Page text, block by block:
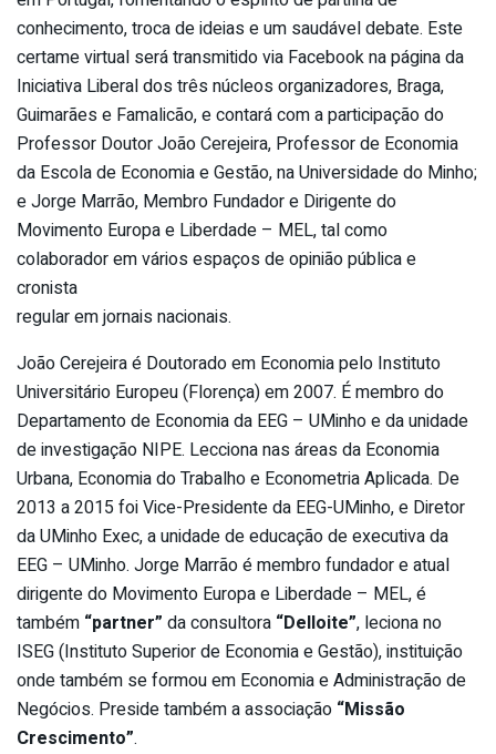
conhecimento, troca de ideias e um saudável debate. Este
certame virtual será transmitido via Facebook na página da
Iniciativa Liberal dos três núcleos organizadores, Braga,
Guimarães e Famalicão, e contará com a participação do
Professor Doutor João Cerejeira, Professor de Economia
da Escola de Economia e Gestão, na Universidade do Minho;
e Jorge Marrão, Membro Fundador e Dirigente do
Movimento Europa e Liberdade – MEL, tal como
colaborador em vários espaços de opinião pública e
cronista
regular em jornais nacionais.
João Cerejeira é Doutorado em Economia pelo Instituto
Universitário Europeu (Florença) em 2007. É membro do
Departamento de Economia da EEG – UMinho e da unidade
de investigação NIPE. Lecciona nas áreas da Economia
Urbana, Economia do Trabalho e Econometria Aplicada. De
2013 a 2015 foi Vice-Presidente da EEG-UMinho, e Diretor
da UMinho Exec, a unidade de educação de executiva da
EEG – UMinho. Jorge Marrão é membro fundador e atual
dirigente do Movimento Europa e Liberdade – MEL, é
também “partner” da consultora “Delloite”, leciona no
ISEG (Instituto Superior de Economia e Gestão), instituição
onde também se formou em Economia e Administração de
Negócios. Preside também a associação “Missão
Crescimento”.